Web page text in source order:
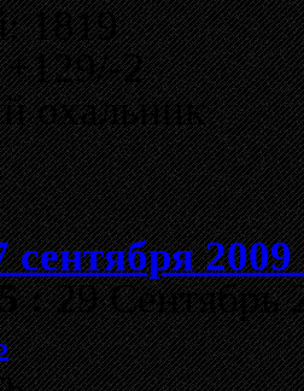
1819
+129/-2
охальник
2009
:29 Сентябрь